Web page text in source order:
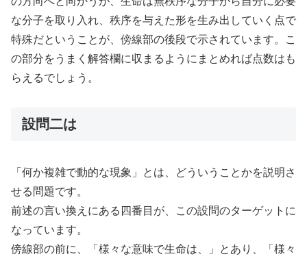
な分子を取り入れ、秩序を与えた形を生み出していく点で
特殊だということが、傍線部の後段で示されています。こ
の部分をうまく解答欄に収まるようにまとめれば点数はも
らえるでしょう。
設問二は
「何か複雑で動的な現象」とは、どういうことかを説明さ
せる問題です。
前述の言い換えにある四番目が、この設問のターゲットに
なっています。
傍線部の前に、「様々な意味で生命は、」とあり、「様々